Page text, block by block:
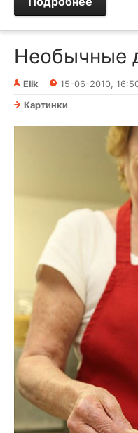
Необычные
Elik 15-06-2010,
Картинки